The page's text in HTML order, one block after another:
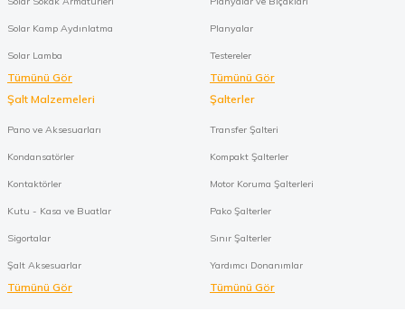
Solar Kamp Aydınlatma
Solar Lamba
Tümünü Gör
Planyalar
Testereler
Tümünü Gör
Şalt Malzemeleri
Pano ve Aksesuarları
Kondansatörler
Kontaktörler
Kutu - Kasa ve Buatlar
Sigortalar
Şalt Aksesuarlar
Tümünü Gör
Şalterler
Transfer Şalteri
Kompakt Şalterler
Motor Koruma Şalterleri
Pako Şalterler
Sınır Şalterler
Yardımcı Donanımlar
Tümünü Gör